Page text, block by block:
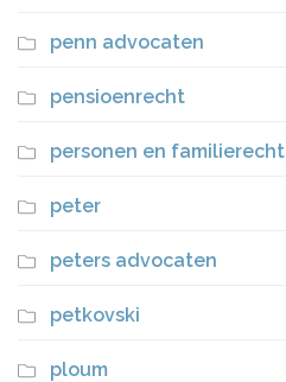
penn advocaten
pensioenrecht
personen en familierecht
peter
peters advocaten
petkovski
ploum